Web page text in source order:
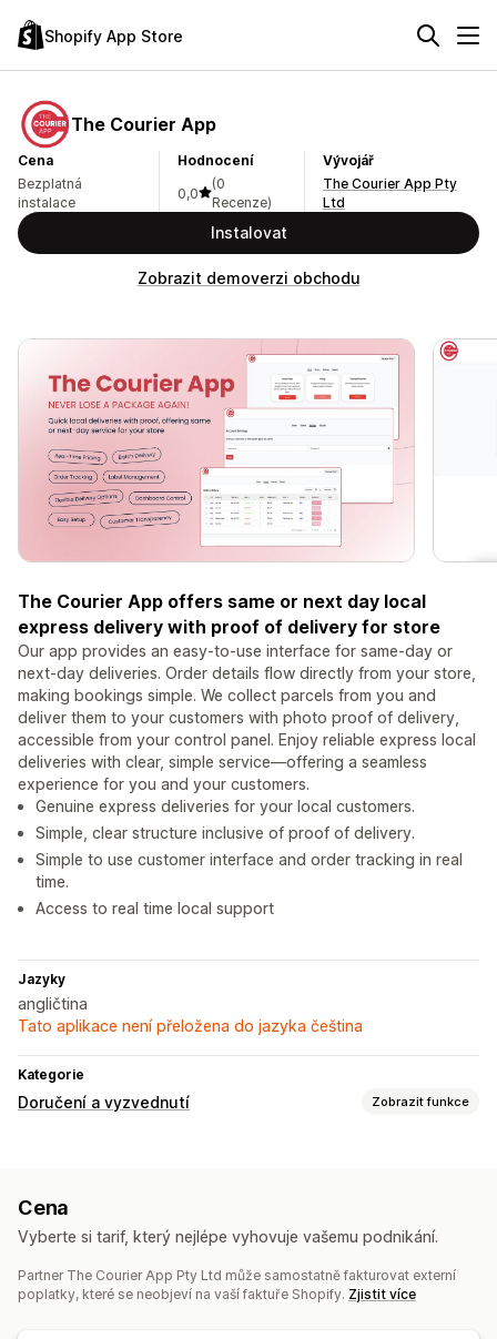
Shopify App Store
The Courier App
Cena
Bezplatná
instalace
Hodnocení
0,0
(0
Recenze)
Vývojář
The Courier App Pty
Ltd
Instalovat
Zobrazit demoverzi obchodu
The Courier App offers same or next day local
express delivery with proof of delivery for store
Our app provides an easy-to-use interface for same-day or
next-day deliveries. Order details flow directly from your store,
making bookings simple. We collect parcels from you and
deliver them to your customers with photo proof of delivery,
accessible from your control panel. Enjoy reliable express local
deliveries with clear, simple service—offering a seamless
experience for you and your customers.
Genuine express deliveries for your local customers.
Simple, clear structure inclusive of proof of delivery.
Simple to use customer interface and order tracking in real
time.
Access to real time local support
Jazyky
angličtina
Tato aplikace není přeložena do jazyka čeština
Kategorie
Doručení a vyzvednutí Zobrazit funkce
Štítky zásilek
Sledování objednávek
Cena
Vyberte si tarif, který nejlépe vyhovuje vašemu podnikání.
Partner The Courier App Pty Ltd může samostatně fakturovat externí
poplatky, které se neobjeví na vaší faktuře Shopify. Zjistit více